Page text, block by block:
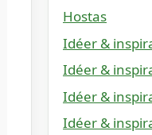
Hostas
Idéer &
Idéer &
Idéer &
Idéer &